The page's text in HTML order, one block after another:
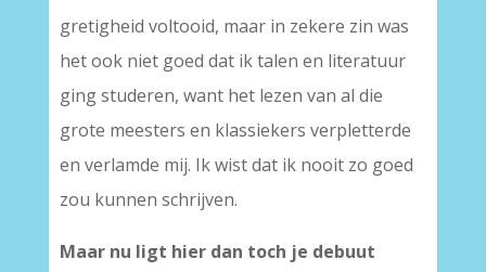
gretigheid voltooid, maar in zekere zin was
het ook niet goed dat ik talen en literatuur
ging studeren, want het lezen van al die
grote meesters en klassiekers verpletterde
en verlamde mij. Ik wist dat ik nooit zo goed
zou kunnen schrijven.
Maar nu ligt hier dan toch je debuut